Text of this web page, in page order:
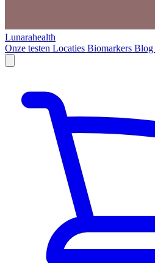
Lunarahealth
Onze testen Locaties Biomarkers Blog